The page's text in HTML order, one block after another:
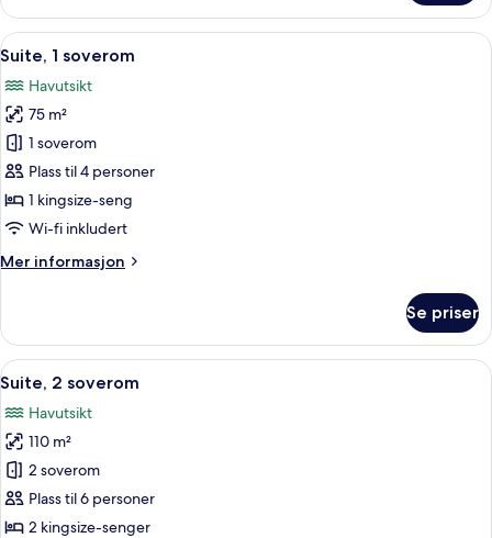
–
premium,
3
Åpne
alle
bildene
av
Suite,
1
soverom
17
Suite, 1 soverom
Havutsikt
75 m²
1 soverom
Plass til 4 personer
1 kingsize-seng
Wi-fi inkludert
Mer informasjon
Mer
1
soverom
Se priser
Åpne
alle
bildene
av
Suite,
2
soverom
Suite, 2 soverom | Sengetøy av
11
Suite, 2 soverom
Havutsikt
110 m²
2 soverom
Plass til 6 personer
2 kingsize-senger